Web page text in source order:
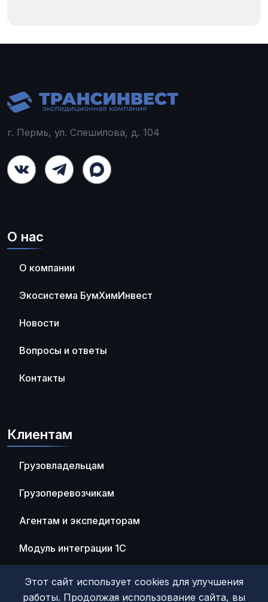
г. Пермь, ул. Спешилова, д. 104
О нас
О компании
Экосистема БумХимИнвест
Новости
Вопросы и ответы
Контакты
Клиентам
Грузовладельцам
Грузоперевозчикам
Агентам и экспедиторам
Модуль интеграции 1С
Этот сайт использует cookies для улучшения
работы. Продолжая использование сайта, вы